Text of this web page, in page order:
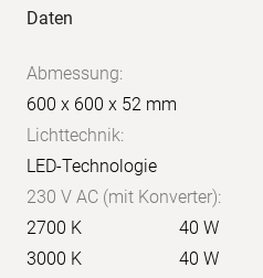
Bilder
Daten
Daten
Abmessung:
600 x 600 x 52 mm
Lichttechnik:
LED-Technologie
230 V AC (mit Konverter):
2700 K
40 W
3000 K
40 W